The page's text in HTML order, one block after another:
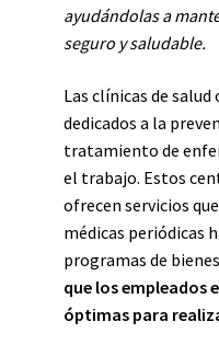
ayudándolas a
seguro y saludable.
Las clínicas de
dedicados a la
tratamiento de
el trabajo. Estos
ofrecen servicios
médicas periódicas
programas de
que los empleados
óptimas para